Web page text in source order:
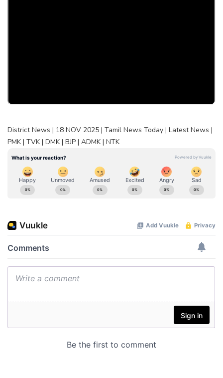
District News | 18 NOV 2025 | Tamil News Today | Latest News |
PMK | TVK | DMK | BJP | ADMK | NTK